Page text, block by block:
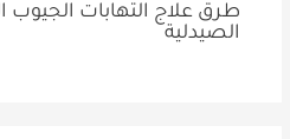
طرق علاج التهابات الجيوب
الصيدلية